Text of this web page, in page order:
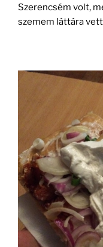
Szerencsém volt,
szemem láttára